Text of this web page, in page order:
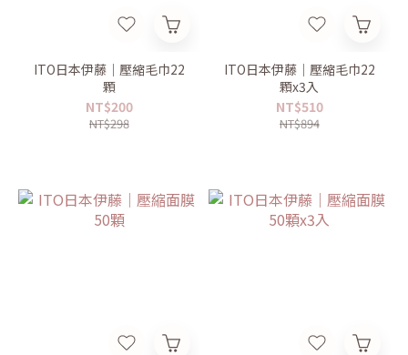
ITO日本伊藤｜壓縮毛巾22
顆
NT$200
NT$298
ITO日本伊藤｜壓縮毛巾22
顆x3入
NT$510
NT$894